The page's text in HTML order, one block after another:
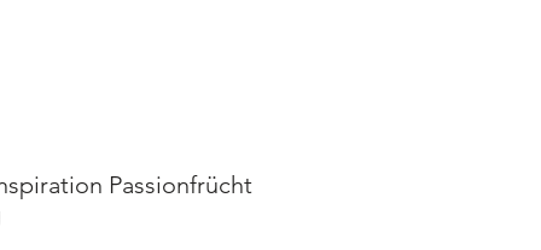
Passionfrücht